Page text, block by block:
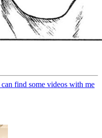
find some videos with me